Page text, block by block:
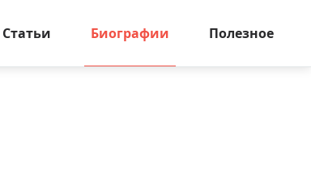
Статьи Биографии Полезное